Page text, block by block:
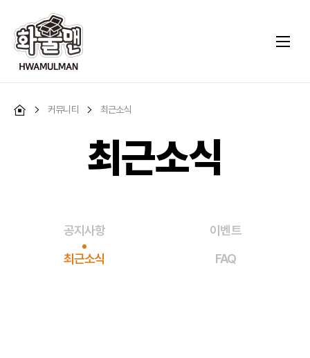
커뮤니티 최근소식
최근소식
공지사항
이벤트
최근소식
FAQ